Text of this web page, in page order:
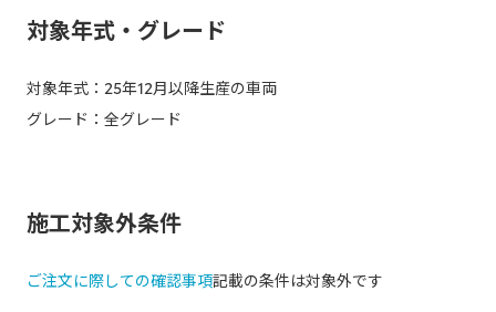
対象年式・グレード
対象年式：25年12月以降生産の車両
グレード：全グレード
施工対象外条件
ご注文に際しての確認事項記載の条件は対象外です